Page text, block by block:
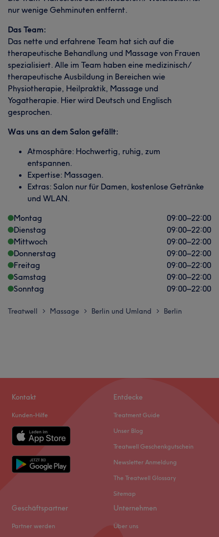
nur wenige Gehminuten entfernt.
Das Team:
Das nette und erfahrene Team hat sich auf die
therapeutische Behandlung und Massage von Frauen
spezialisiert. Alle im Team haben eine medizinisch/
therapeutische Ausbildung in Bereichen wie
Physiotherapie, Heilpraktik, Massage und
Yogatherapie. Hier wird Deutsch und Englisch
gesprochen.
Was uns an dem Salon gefällt:
Atmosphäre: Hochwertig, ruhig, zum
entspannen.
Expertise: Massagen.
Extras: Salon nur für Damen, kostenlose Getränke
und WLAN.
Montag
09:00–22:00
Dienstag
09:00–22:00
Mittwoch
09:00–22:00
Donnerstag
09:00–22:00
Freitag
09:00–22:00
Samstag
09:00–22:00
Sonntag
09:00–22:00
Treatwell > Massage > Berlin und Umland > Berlin
Kontakt
Kunden-Hilfe
Entdecke
Treatment Guide
Unser Blog
Treatwell Geschenkgutschein
Newsletter Anmeldung
The Treatwell Glossary
Sitemap
Geschäftspartner
Partner werden
Unternehmen
Über uns